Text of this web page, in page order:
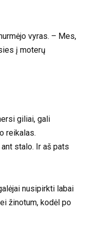
vyras. – Mes,
į moterų
giliai, gali
reikalas.
stalo. Ir aš pats
nusipirkti labai
žinotum, kodėl po